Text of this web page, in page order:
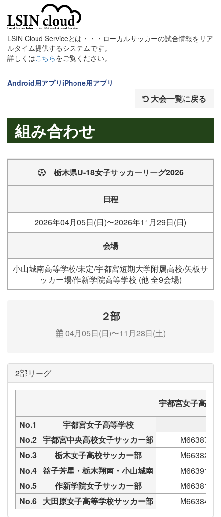
LSIN Cloud Serviceとは・・・ローカルサッカーの試合情報をリア
ルタイム提供するシステムです。
詳しくはこちらをご覧ください。
Android用アプリ iPhone用アプリ
大会一覧に戻る
組み合わせ
栃木県U-18女子サッカーリーグ2026
日程
2026年04月05日(日)〜2026年11月29日(日)
会場
小山城南高等学校/未定/宇都宮短期大学附属高校/矢板サ
ッカー場/作新学院高等学校 (他 全9会場)
２部
04月05日(日)〜11月28日(土)
2部リーグ
宇都宮女子高等
No.1
宇都宮女子高等学校
No.2 宇都宮中央高校女子サッカー部
M66387
No.3
栃木女子高校サッカー部
M66382
No.4 益子芳星・栃木翔南・小山城南
M66391
No.5
作新学院女子サッカー部
M66381
No.6
大田原女子高等学校サッカー部 M66384